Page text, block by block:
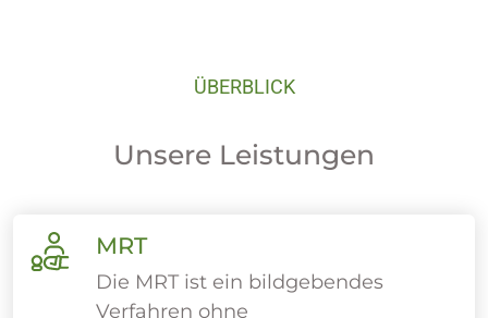
ÜBERBLICK
Unsere Leistungen
MRT
Die MRT ist ein bildgebendes
Verfahren ohne